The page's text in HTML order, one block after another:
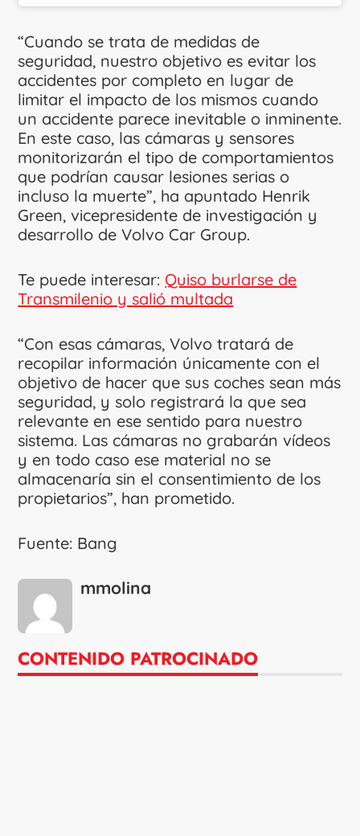
“Cuando se trata de medidas de
seguridad, nuestro objetivo es evitar los
accidentes por completo en lugar de
limitar el impacto de los mismos cuando
un accidente parece inevitable o inminente.
En este caso, las cámaras y sensores
monitorizarán el tipo de comportamientos
que podrían causar lesiones serias o
incluso la muerte”, ha apuntado Henrik
Green, vicepresidente de investigación y
desarrollo de Volvo Car Group.
Te puede interesar: Quiso burlarse de
Transmilenio y salió multada
“Con esas cámaras, Volvo tratará de
recopilar información únicamente con el
objetivo de hacer que sus coches sean más
seguridad, y solo registrará la que sea
relevante en ese sentido para nuestro
sistema. Las cámaras no grabarán vídeos
y en todo caso ese material no se
almacenaría sin el consentimiento de los
propietarios”, han prometido.
Fuente: Bang
mmolina
CONTENIDO PATROCINADO